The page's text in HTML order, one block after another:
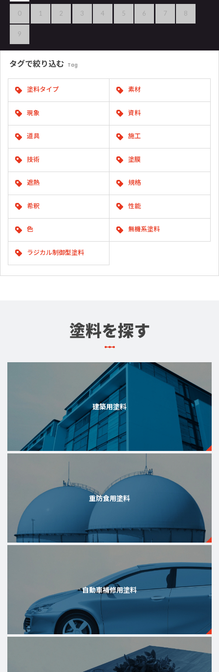
0 1 2 3 4 5 6 7 8
9
タグで絞り込む Tag
塗料タイプ 素材
現象 資料
道具 施工
技術 塗膜
遮熱 規格
希釈 性能
色 無機系塗料
ラジカル制御型塗料
塗料を探す
建築用塗料
重防食用塗料
自動車補修用塗料